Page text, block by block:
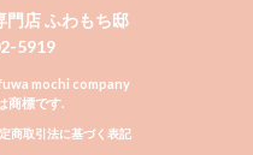
門店 ふわもち邸
5919
fuwa mochi company
商標です.
商取引法に基づく表記